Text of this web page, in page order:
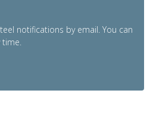
notifications by email. You can
time.